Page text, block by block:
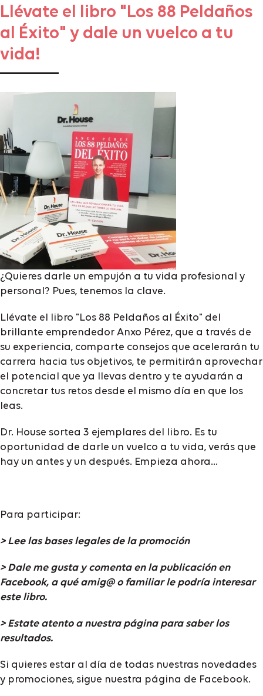
Llévate el libro "Los 88 Peldaños
al Éxito" y dale un vuelco a tu
vida!
¿Quieres darle un empujón a tu vida profesional y
personal? Pues, tenemos la clave.
Llévate el libro "Los 88 Peldaños al Éxito" del
brillante emprendedor Anxo Pérez, que a través de
su experiencia, comparte consejos que acelerarán tu
carrera hacia tus objetivos, te permitirán aprovechar
el potencial que ya llevas dentro y te ayudarán a
concretar tus retos desde el mismo día en que los
leas.
Dr. House sortea 3 ejemplares del libro. Es tu
oportunidad de darle un vuelco a tu vida, verás que
hay un antes y un después. Empieza ahora...
Para participar:
> Lee las bases legales de la promoción
> Dale me gusta y comenta en la publicación en
Facebook, a qué amig@ o familiar le podría interesar
este libro.
> Estate atento a nuestra página para saber los
resultados.
Si quieres estar al día de todas nuestras novedades
y promociones, sigue nuestra página de Facebook.